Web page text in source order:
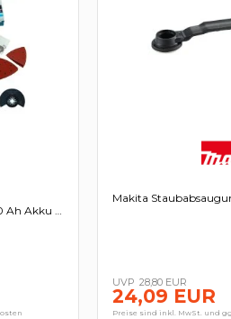
Ah Akku +
Makita
28,80 EUR
24,09 EUR
Preise sind inkl. MwSt. und